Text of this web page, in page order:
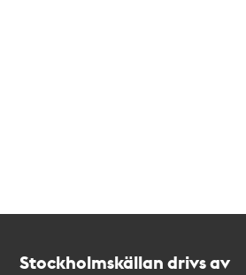
Stockholmskällan drivs av